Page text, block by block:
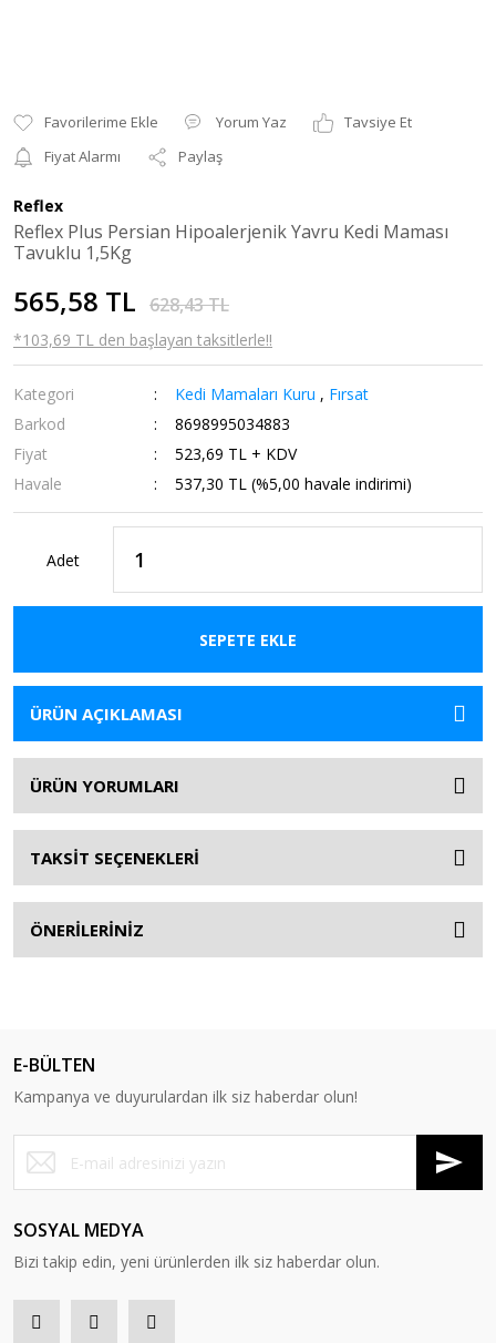
Yorum Yaz
Tavsiye Et
Fiyat Alarmı
Paylaş
Reflex
Reflex Plus Persian Hipoalerjenik Yavru Kedi Maması
Tavuklu 1,5Kg
565,58 TL 628,43 TL
*103,69 TL den başlayan taksitlerle!!
Kategori Kedi Mamaları Kuru , Fırsat
Barkod
8698995034883
Fiyat
523,69 TL + KDV
Havale
537,30 TL (%5,00 havale indirimi)
Adet
SEPETE EKLE
ÜRÜN AÇIKLAMASI
ÜRÜN YORUMLARI
TAKSİT SEÇENEKLERİ
ÖNERİLERİNİZ
E-BÜLTEN
Kampanya ve duyurulardan ilk siz haberdar olun!
SOSYAL MEDYA
Bizi takip edin, yeni ürünlerden ilk siz haberdar olun.